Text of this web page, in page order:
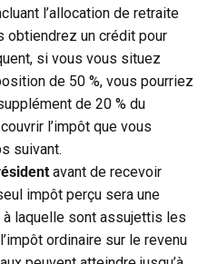
l’allocation de retraite
obtiendrez un crédit pour
si vous vous situez
de 50 %, vous pourriez
de 20 % du
l’impôt que vous
suivant.
avant de recevoir
impôt perçu sera une
laquelle sont assujettis les
ordinaire sur le revenu